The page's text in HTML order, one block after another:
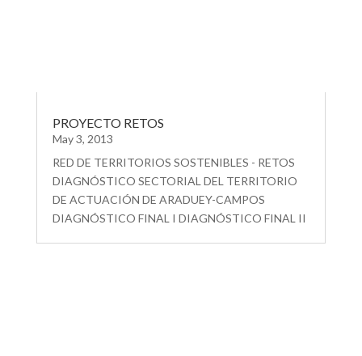
PROYECTO RETOS
May 3, 2013
RED DE TERRITORIOS SOSTENIBLES - RETOS
DIAGNÓSTICO SECTORIAL DEL TERRITORIO
DE ACTUACIÓN DE ARADUEY-CAMPOS
DIAGNÓSTICO FINAL I DIAGNÓSTICO FINAL II